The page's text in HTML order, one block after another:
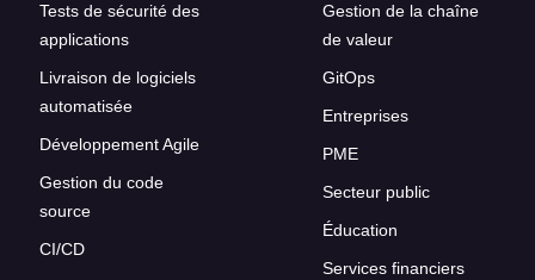
Tests de sécurité des
applications
Livraison de logiciels
automatisée
Développement Agile
Gestion du code
source
CI/CD
Gestion de la chaîne
de valeur
GitOps
Entreprises
PME
Secteur public
Éducation
Services financiers